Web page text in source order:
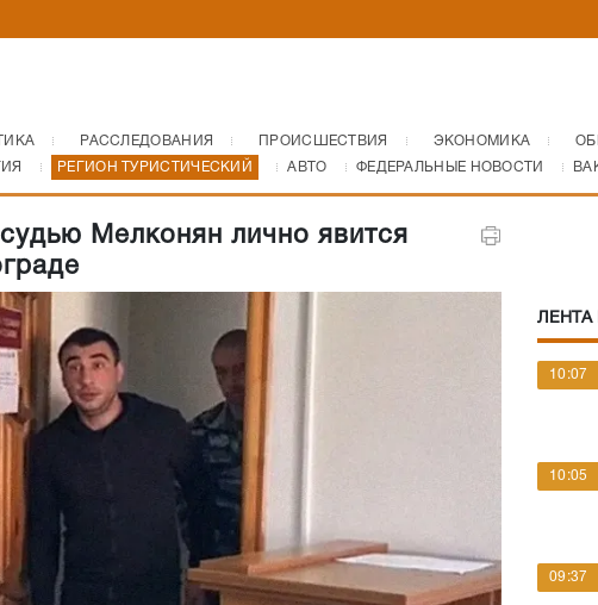
РАССЛЕДОВАНИЯ ПРОИСШЕСТВИЯ ЭКОНОМИКА
РЕГИОН ТУРИСТИЧЕСКИЙ АВТО ФЕДЕРАЛЬНЫЕ НОВОСТИ
Мелконян лично явится
ЛЕНТА
10:07
10:05
09:37